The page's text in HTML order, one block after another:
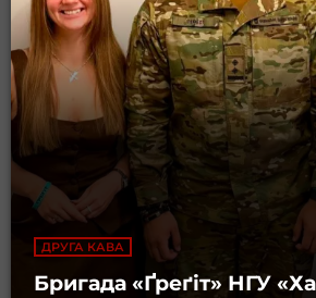
ДРУГА КАВА
Бригада «Ґреґіт» НГУ